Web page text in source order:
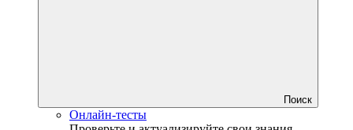
Поиск
Онлайн-тесты